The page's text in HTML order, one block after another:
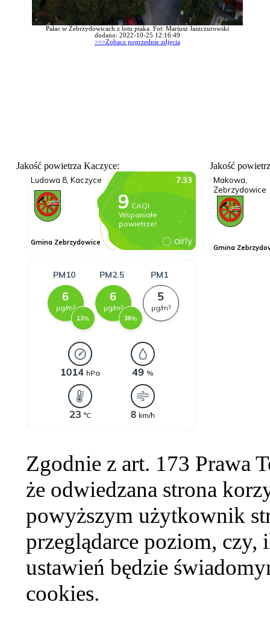
Pałac w Zebrzydowicach z lotu ptaka. Fot: Mariusz Jaszczurowski
dodano: 2022-10-25 12:16:49
>>>Zobacz poprzednie zdjęcia
Jakość powietrza Kaczyce: Jakość
Zgodnie z art. 173 Prawa
że odwiedzana strona
powyższym użytkownik
przeglądarce poziom,
ustawień będzie
cookies.